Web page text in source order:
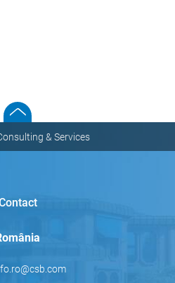
& Services